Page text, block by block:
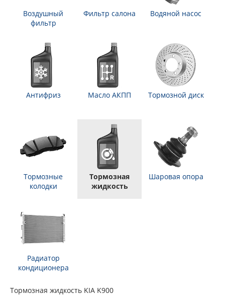
Воздушный
фильтр
Фильтр салона Водяной насос
Антифриз Масло АКПП Тормозной диск
Тормозные
колодки
Тормозная
жидкость
Шаровая опора
Радиатор
кондиционера
Тормозная жидкость KIA K900